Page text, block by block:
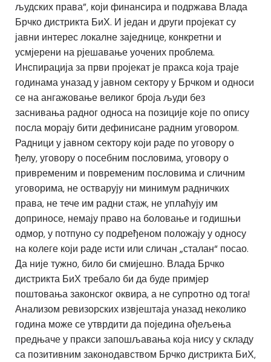
људских права”, који финансира и подржава Влада
Брчко дистрикта БиХ. И један и други пројекат су
јавни интерес локалне заједнице, конкретни и
усмјерени на рјешавање уочених проблема.
Инспирација за први пројекат је пракса која траје
годинама уназад у јавном сектору у Брчком и односи
се на ангажовање великог броја људи без
заснивања радног односа на позиције које по опису
посла морају бити дефинисане радним уговором.
Радници у јавном сектору који раде по уговору о
ђелу, уговору о посебним пословима, уговору о
привременим и повременим пословима и сличним
уговорима, не остварују ни минимум радничких
права, не тече им радни стаж, не уплаћују им
доприносе, немају право на боловање и годишњи
одмор, у потпуно су подређеном положају у односу
на колеге који раде исти или сличан „сталан“ посао.
Да није тужно, било би смијешно. Влада Брчко
дистрикта БиХ требало би да буде примјер
поштовања законског оквира, а не супротно од тога!
Анализом ревизорских извјештаја уназад неколико
година може се утврдити да поједина ођељења
предњаче у пракси запошљавања која нису у складу
са позитивним законодавством Брчко дистрикта БиХ,